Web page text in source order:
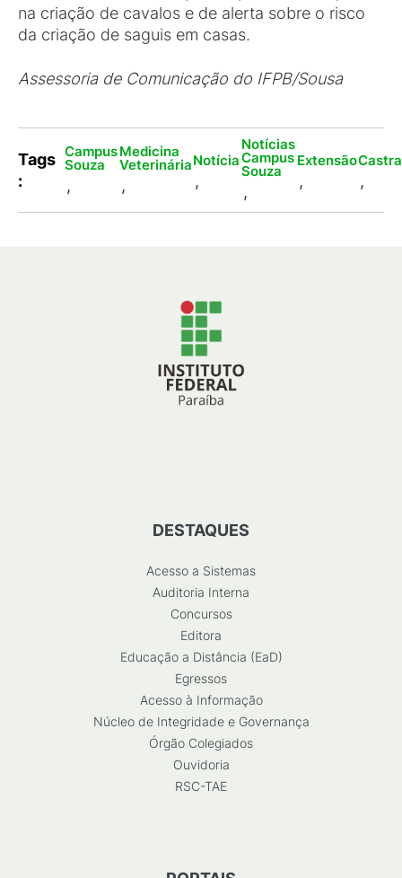
na criação de cavalos e de alerta sobre o risco
da criação de saguis em casas.
Assessoria de Comunicação do IFPB/Sousa
Tags
:
Campus
Souza
,
Medicina
Veterinária
,
Notícia
,
Notícias
Campus
Souza
,
Extensão
, ,
DESTAQUES
Acesso a Sistemas
Auditoria Interna
Concursos
Editora
Educação a Distância (EaD)
Egressos
Acesso à Informação
Núcleo de Integridade e Governança
Órgão Colegiados
Ouvidoria
RSC-TAE